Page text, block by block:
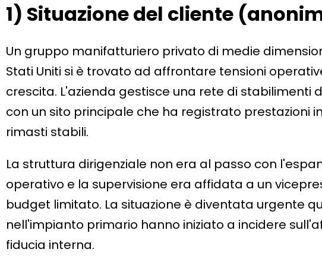
1) Situazione del cliente
Un gruppo manifatturiero privato di medie
Stati Uniti si è trovato ad affrontare tensioni
crescita. L'azienda gestisce una rete di stabilimenti
con un sito principale che ha registrato prestazioni
rimasti stabili.
La struttura dirigenziale non era al passo con
operativo e la supervisione era affidata a un
budget limitato. La situazione è diventata urgente
nell'impianto primario hanno iniziato a incidere
fiducia interna.